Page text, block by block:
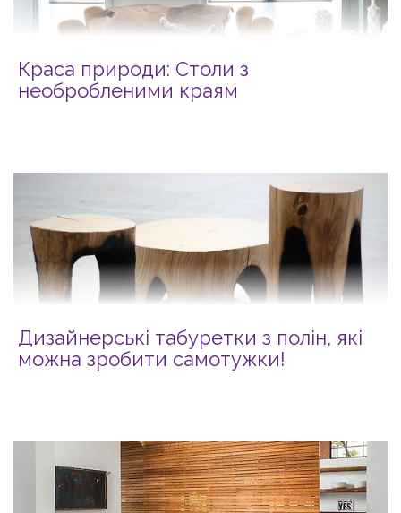
Краса природи: Столи з
необробленими краям
Дизайнерські табуретки з полін, які
можна зробити самотужки!